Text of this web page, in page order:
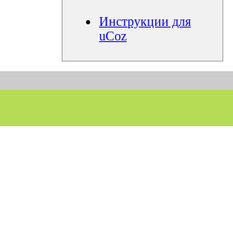
Инструкции для
uCoz